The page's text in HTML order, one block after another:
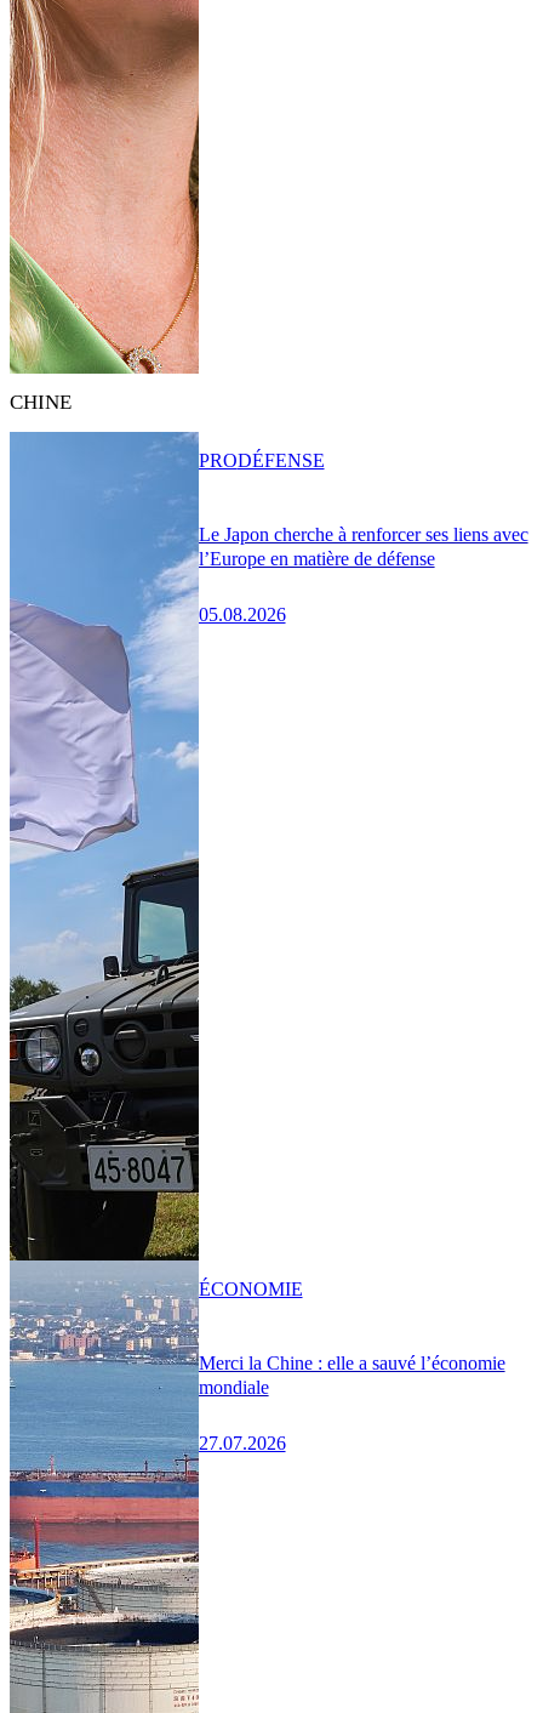
CHINE
Le Japon cherche à renforcer ses liens avec
l’Europe en matière de défense
05.08.2026
PRODÉFENSE
Merci la Chine : elle a sauvé l’économie
mondiale
27.07.2026
ÉCONOMIE